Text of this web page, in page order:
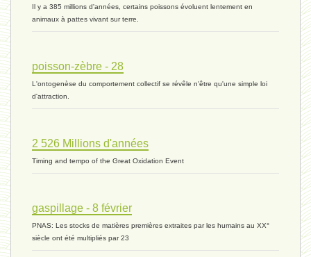
évolution 06 - 9 novembre 2023 *
vivant 07 - 22 octobre 2023 *
vivant 06 - 19 octobre 2023 *
Il y a 385 millions d'années, certains poissons évoluent lentement en
animaux à pattes vivant sur terre.
poisson-zèbre - 28
L'ontogenèse du comportement collectif se révêle n'être qu'une simple loi
d'attraction.
2 526 Millions d'années
Timing and tempo of the Great Oxidation Event
gaspillage - 8 février
PNAS: Les stocks de matières premières extraites par les humains au XX°
siècle ont été multipliés par 23